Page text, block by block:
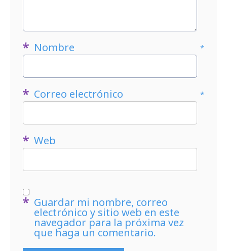
Nombre *
Correo electrónico *
Web
Guardar mi nombre, correo
electrónico y sitio web en este
navegador para la próxima vez
que haga un comentario.